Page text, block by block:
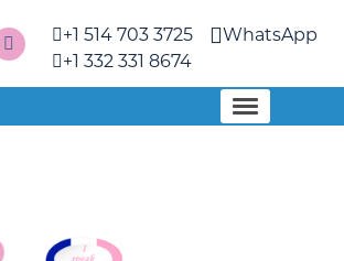
+1 514 703 3725
+1 332 331 8674
WhatsApp